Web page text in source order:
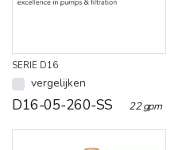
SERIE D16
vergelijken
D16-05-260-SS 22 gpm